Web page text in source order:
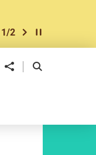
上一個
1/2 下一個開始/暫停幻燈
分享到 開啟搜尋框